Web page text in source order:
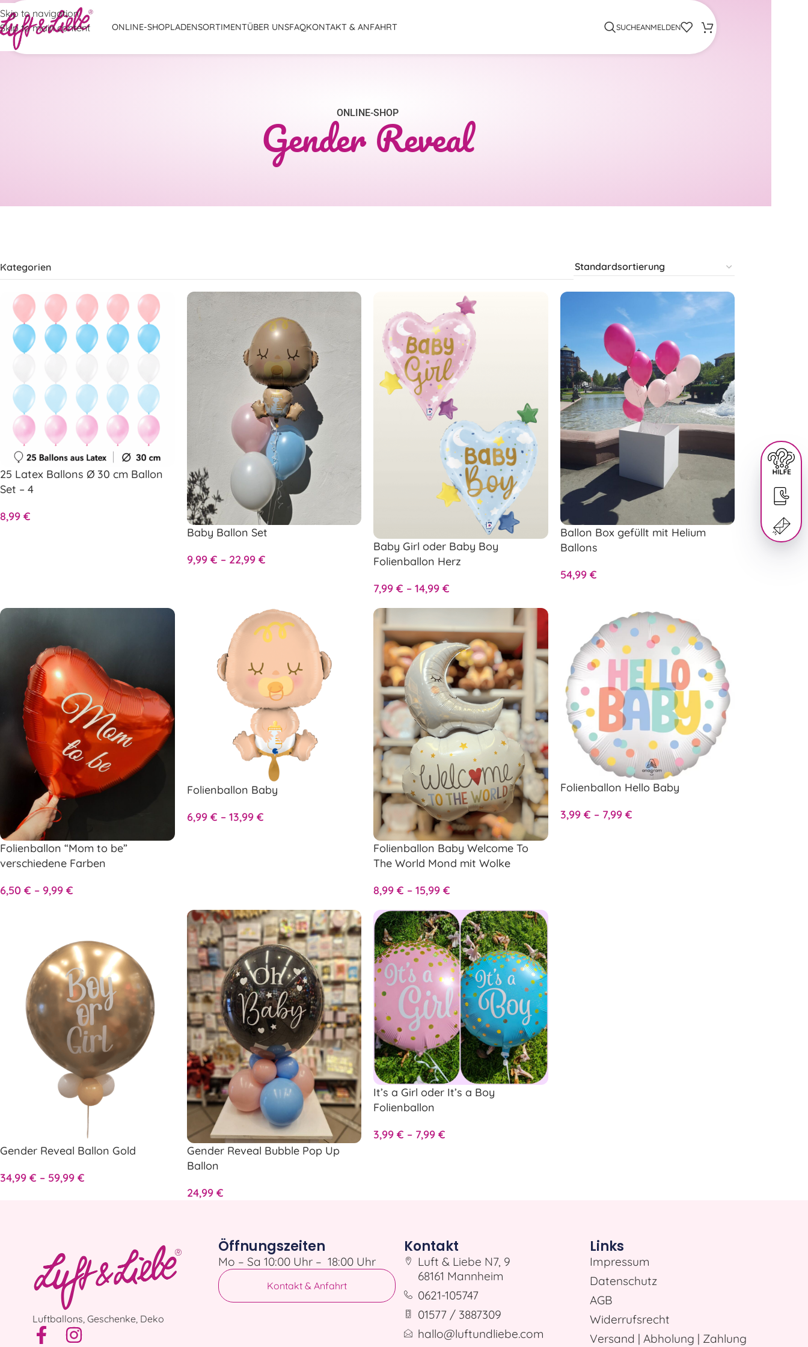
Skip to navigation
Skip to main content
ONLINE-SHOPLADENSORTIMENTÜBER UNSFAQKONTAKT & ANFAHRT SUCHEANMELDEN
ONLINE-SHOP
Gender Reveal
Kategorien
25 Latex Ballons Ø 30 cm Ballon
Set – 4
8,99 €
Baby Ballon Set
9,99 € – 22,99 €
Baby Girl oder Baby Boy
Folienballon Herz
7,99 € – 14,99 €
Ballon Box gefüllt mit Helium
Ballons
54,99 €
Folienballon “Mom to be”
verschiedene Farben
6,50 € – 9,99 €
Folienballon Baby
6,99 € – 13,99 €
Folienballon Baby Welcome To
The World Mond mit Wolke
8,99 € – 15,99 €
Folienballon Hello Baby
3,99 € – 7,99 €
Gender Reveal Ballon Gold
34,99 € – 59,99 €
Gender Reveal Bubble Pop Up
Ballon
24,99 €
It’s a Girl oder It’s a Boy
Folienballon
3,99 € – 7,99 €
Luftballons, Geschenke, Deko
Öffnungszeiten
Mo – Sa 10:00 Uhr – 18:00 Uhr
Kontakt & Anfahrt
Kontakt
Luft & Liebe N7, 9
68161 Mannheim
0621-105747
01577 / 3887309
hallo@luftundliebe.com
Links
Impressum
Datenschutz
AGB
Widerrufsrecht
Versand | Abholung | Zahlung